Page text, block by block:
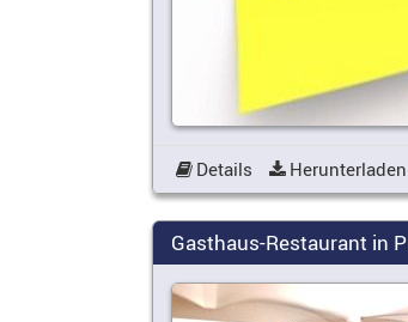
Details Herunterladen
Gasthaus-Restaurant in